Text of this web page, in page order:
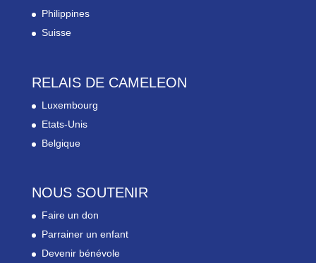
Philippines
Suisse
RELAIS DE CAMELEON
Luxembourg
Etats-Unis
Belgique
NOUS SOUTENIR
Faire un don
Parrainer un enfant
Devenir bénévole